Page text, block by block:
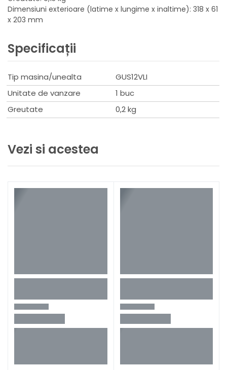
Dimensiuni exterioare (latime x lungime x inaltime): 318 x 61
x 203 mm
Specificații
Tip masina/unealta
GUS12VLI
Unitate de vanzare
1 buc
Greutate
0,2 kg
Vezi si acestea